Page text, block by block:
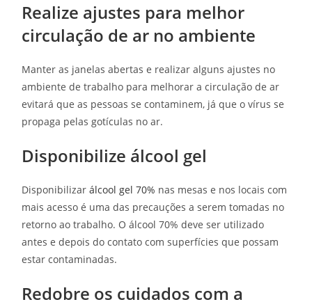
Realize ajustes para melhor
circulação de ar no ambiente
Manter as janelas abertas e realizar alguns ajustes no
ambiente de trabalho para melhorar a circulação de ar
evitará que as pessoas se contaminem, já que o vírus se
propaga pelas gotículas no ar.
Disponibilize álcool gel
Disponibilizar álcool gel 70% nas mesas e nos locais com
mais acesso é uma das precauções a serem tomadas no
retorno ao trabalho. O álcool 70% deve ser utilizado
antes e depois do contato com superfícies que possam
estar contaminadas.
Redobre os cuidados com a